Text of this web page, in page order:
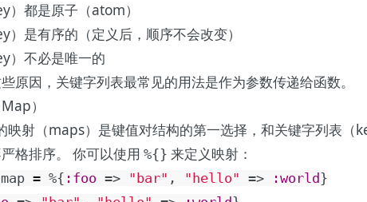
）都是原子（atom）
）是有序的（定义后，顺序不会改变）
）不必是唯一的
原因，关键字列表最常见的用法是作为参数传递给函数。
）
映射（maps）是键值对结构的第一选择，和关键字列表
格排序。 你可以使用 %{} 来定义映射：
map = %{ :foo => "bar" , "hello" => :world}